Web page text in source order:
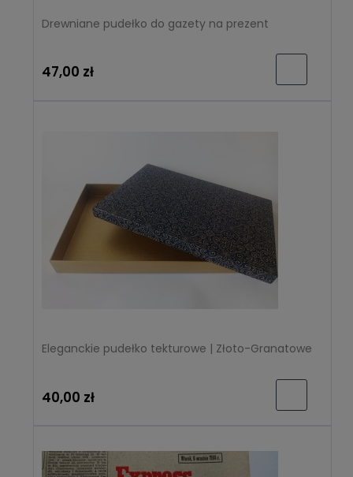
Drewniane pudełko do gazety na prezent
47,00 zł
Eleganckie pudełko tekturowe | Złoto-Granatowe
40,00 zł